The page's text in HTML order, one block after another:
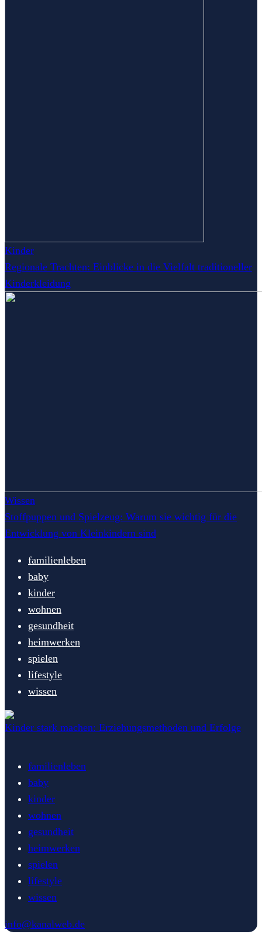
Kinder
Regionale Trachten: Einblicke in die Vielfalt traditioneller
Kinderkleidung
Wissen
Stoffpuppen und Spielzeug: Warum sie wichtig für die
Entwicklung von Kleinkindern sind
familienleben
baby
kinder
wohnen
gesundheit
heimwerken
spielen
lifestyle
wissen
Kinder stark machen: Erziehungsmethoden und Erfolge
familienleben
baby
kinder
wohnen
gesundheit
heimwerken
spielen
lifestyle
wissen
info@kanalweb.de